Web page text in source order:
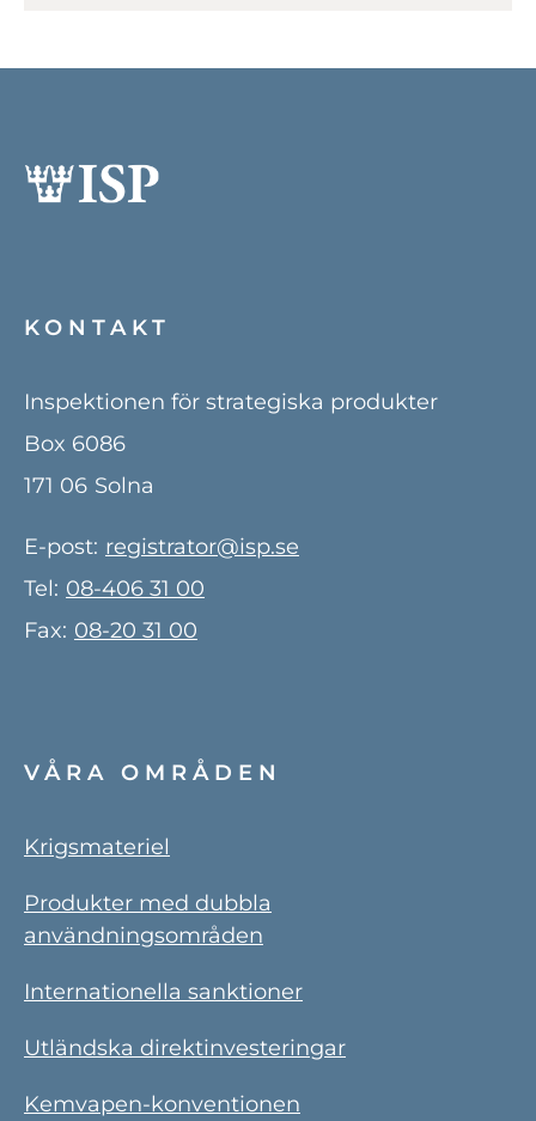
KONTAKT
Inspektionen för strategiska produkter
Box 6086
171 06 Solna
E-post: registrator@isp.se
Tel: 08-406 31 00
Fax: 08-20 31 00
VÅRA OMRÅDEN
Krigsmateriel
Produkter med dubbla
användningsområden
Internationella sanktioner
Utländska direktinvesteringar
Kemvapen-konventionen